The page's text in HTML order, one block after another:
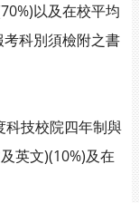
以及在校平均
科別須檢附之書
技校院四年制與
英文)(10%)及在